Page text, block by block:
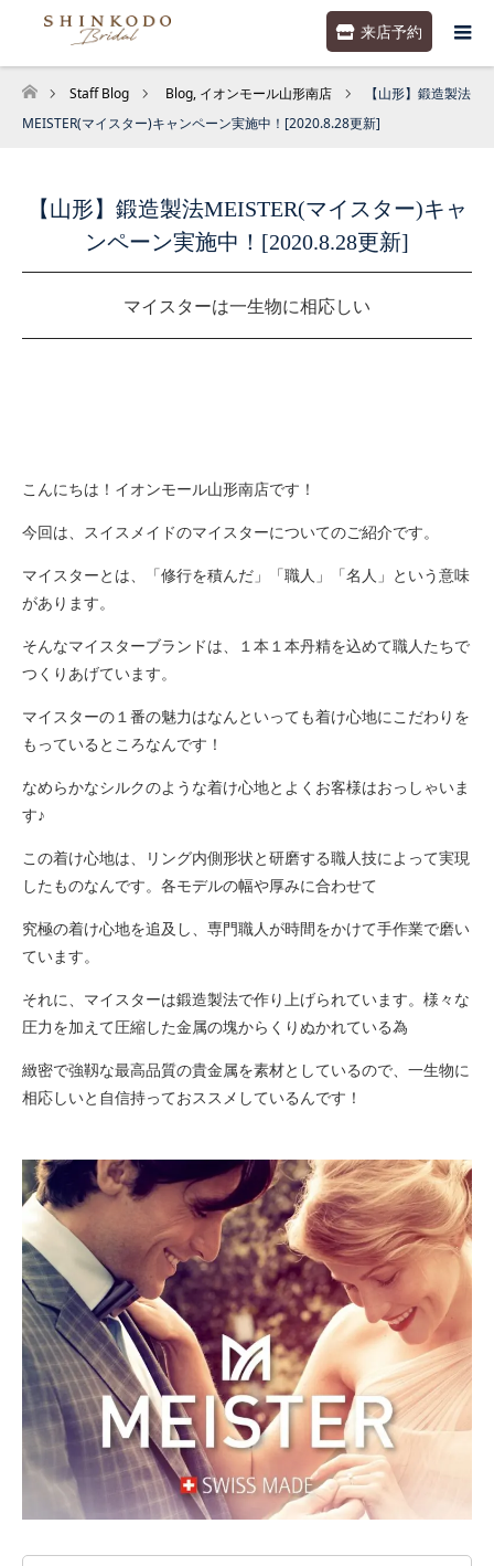
来店予約
ホーム
Staff Blog Blog, イオンモール山形南店
【山形】鍛造製法
MEISTER(マイスター)キャンペーン実施中！[2020.8.28更新]
【山形】鍛造製法MEISTER(マイスター)キャ
ンペーン実施中！[2020.8.28更新]
マイスターは一生物に相応しい
こんにちは！イオンモール山形南店です！
今回は、スイスメイドのマイスターについてのご紹介です。
マイスターとは、「修行を積んだ」「職人」「名人」という意味
があります。
そんなマイスターブランドは、１本１本丹精を込めて職人たちで
つくりあげています。
マイスターの１番の魅力はなんといっても着け心地にこだわりを
もっているところなんです！
なめらかなシルクのような着け心地とよくお客様はおっしゃいま
す♪
この着け心地は、リング内側形状と研磨する職人技によって実現
したものなんです。各モデルの幅や厚みに合わせて
究極の着け心地を追及し、専門職人が時間をかけて手作業で磨い
ています。
それに、マイスターは鍛造製法で作り上げられています。様々な
圧力を加えて圧縮した金属の塊からくりぬかれている為
緻密で強靱な最高品質の貴金属を素材としているので、一生物に
相応しいと自信持っておススメしているんです！